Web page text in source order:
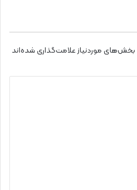
بخش‌های موردنیاز علامت‌گذاری شده‌اند